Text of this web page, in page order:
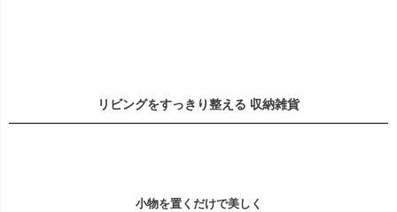
リビングをすっきり整える 収納雑貨
小物を置くだけで美しく